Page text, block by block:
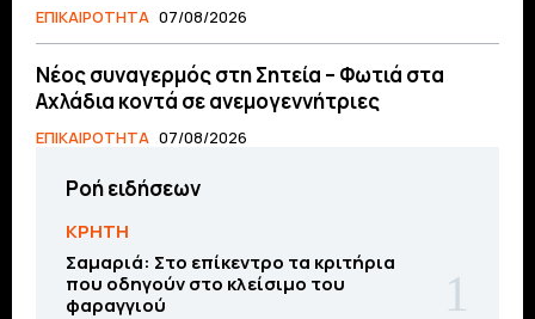
ΕΠΙΚΑΙΡΟΤΗΤΑ 07/08/2026
Νέος συναγερμός στη Σητεία – Φωτιά στα
Αχλάδια κοντά σε ανεμογεννήτριες
ΕΠΙΚΑΙΡΟΤΗΤΑ 07/08/2026
Ροή ειδήσεων
ΚΡΗΤΗ
Σαμαριά: Στο επίκεντρο τα κριτήρια
που οδηγούν στο κλείσιμο του
φαραγγιού